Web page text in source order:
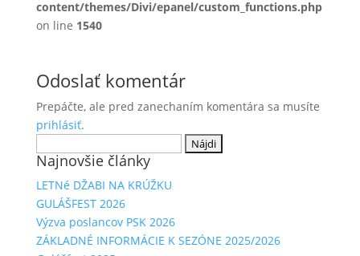
content/themes/Divi/epanel/custom_functions.php
on line 1540
Odoslať komentár
Prepáčte, ale pred zanechaním komentára sa musíte
prihlásiť.
Najnovšie články
LETNé DŽABI NA KRÚŽKU
GULÁŠFEST 2026
Výzva poslancov PSK 2026
ZÁKLADNÉ INFORMÁCIE K SEZÓNE 2025/2026